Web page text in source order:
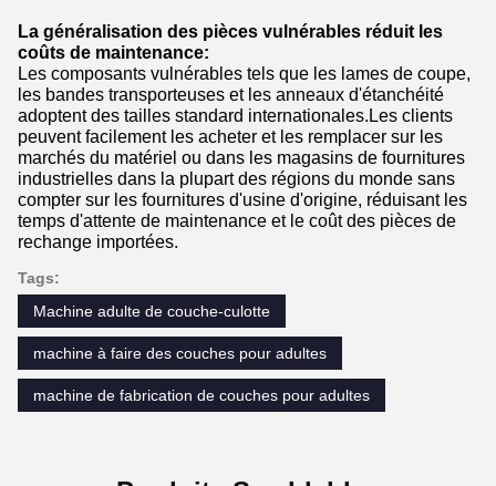
La généralisation des pièces vulnérables réduit les
coûts de maintenance:
Les composants vulnérables tels que les lames de coupe,
les bandes transporteuses et les anneaux d'étanchéité
adoptent des tailles standard internationales.Les clients
peuvent facilement les acheter et les remplacer sur les
marchés du matériel ou dans les magasins de fournitures
industrielles dans la plupart des régions du monde sans
compter sur les fournitures d'usine d'origine, réduisant les
temps d'attente de maintenance et le coût des pièces de
rechange importées.
Tags:
Machine adulte de couche-culotte
machine à faire des couches pour adultes
machine de fabrication de couches pour adultes